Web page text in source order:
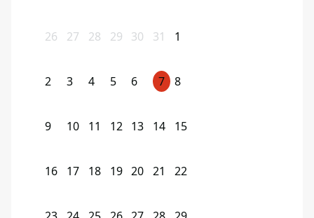
26 27 28 29 30 31 1
2 3 4 5 6 7 8
9 10 11 12 13 14 15
16 17 18 19 20 21 22